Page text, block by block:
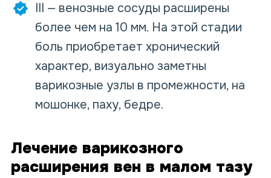
III — венозные сосуды расширены
более чем на 10 мм. На этой стадии
боль приобретает хронический
характер, визуально заметны
варикозные узлы в промежности, на
мошонке, паху, бедре.
Лечение варикозного
расширения вен в малом тазу